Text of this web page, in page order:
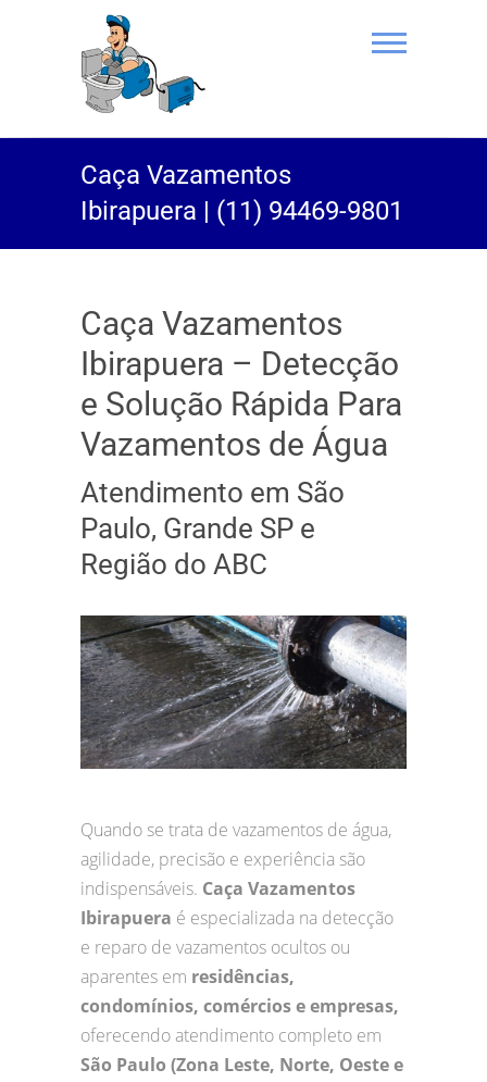
(11) 94469-
Desentupidora
Rei do Esgoto
Caça Vazamentos
Ibirapuera | (11) 94469-9801
Caça Vazamentos
Ibirapuera – Detecção
e Solução Rápida Para
Vazamentos de Água
Atendimento em São
Paulo, Grande SP e
Região do ABC
Quando se trata de vazamentos de água,
agilidade, precisão e experiência são
indispensáveis. Caça Vazamentos
Ibirapuera é especializada na detecção
e reparo de vazamentos ocultos ou
aparentes em residências,
condomínios, comércios e empresas,
oferecendo atendimento completo em
São Paulo (Zona Leste, Norte, Oeste e